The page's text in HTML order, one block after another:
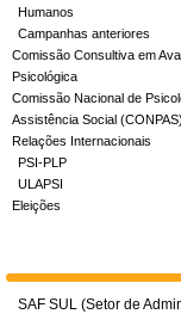
Humanos
Campanhas anteriores
Comissão Consultiva em
Psicológica
Comissão Nacional de
Assistência Social (CONPAS)
Relações Internacionais
PSI-PLP
ULAPSI
Eleições
SAF SUL (Setor de